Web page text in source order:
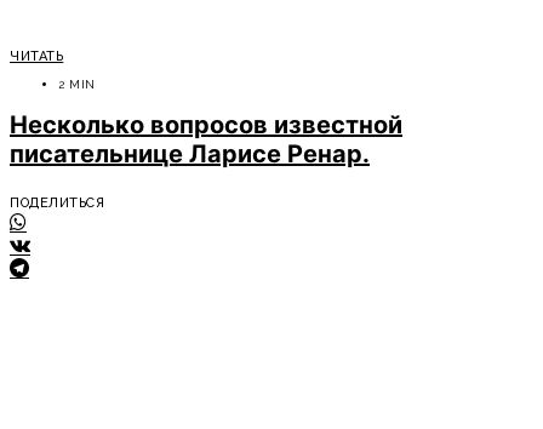
ЧИТАТЬ
2 MIN
Несколько вопросов известной
писательнице Ларисе Ренар.
ПОДЕЛИТЬСЯ